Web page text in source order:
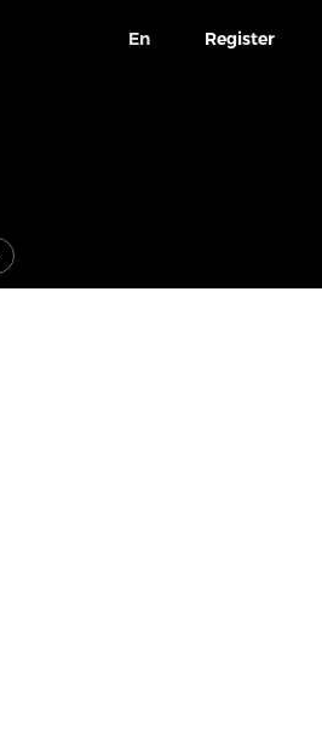
En Register